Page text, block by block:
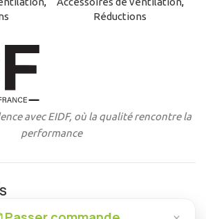
Réductions
avec EIDF, où la qualité rencontre la
performance